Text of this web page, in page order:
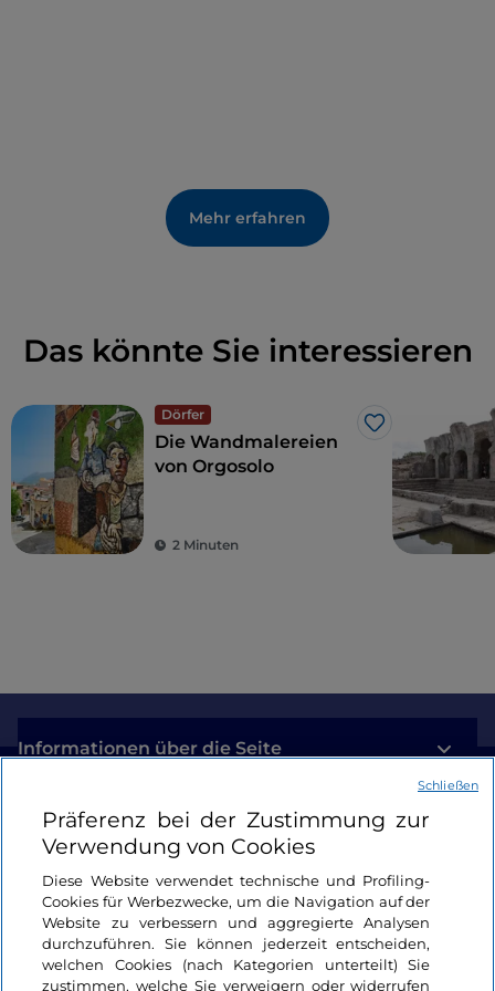
Mehr erfahren
Das könnte Sie interessieren
Dörfer
Like
Die Wandmalereien
von Orgosolo
2 Minuten
Informationen über die Seite
Nützliche Links
Login
Bleiben wir in Kontakt
Präferenz bei der Zustimmung zur
Verwendung von Cookies
Diese Website verwendet technische und Profiling-
Cookies für Werbezwecke, um die Navigation auf der
Website zu verbessern und aggregierte Analysen
durchzuführen. Sie können jederzeit entscheiden,
welchen Cookies (nach Kategorien unterteilt) Sie
zustimmen, welche Sie verweigern oder widerrufen
Schließen